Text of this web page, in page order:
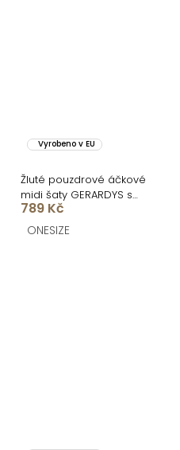
Vyrobeno v EU
Žluté pouzdrové áčkové
midi šaty GERARDYS s
páskem
789 Kč
ONESIZE